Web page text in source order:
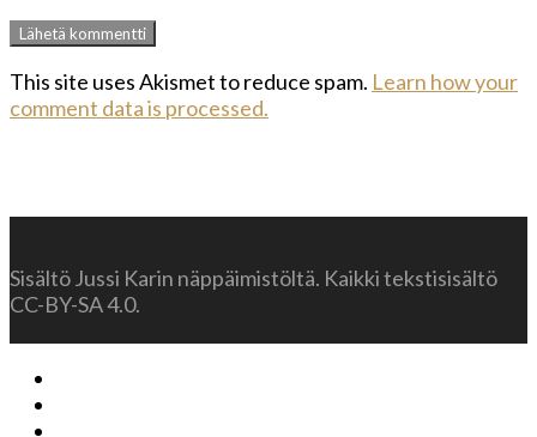
This site uses Akismet to reduce spam. Learn how your
comment data is processed.
Sisältö Jussi Karin näppäimistöltä. Kaikki tekstisisältö
CC-BY-SA 4.0.